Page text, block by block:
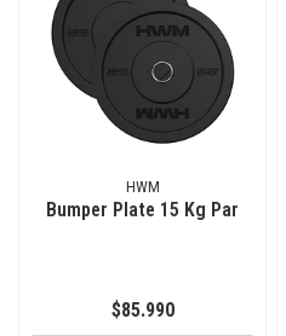
HWM
Bumper Plate 15 Kg Par
$85.990